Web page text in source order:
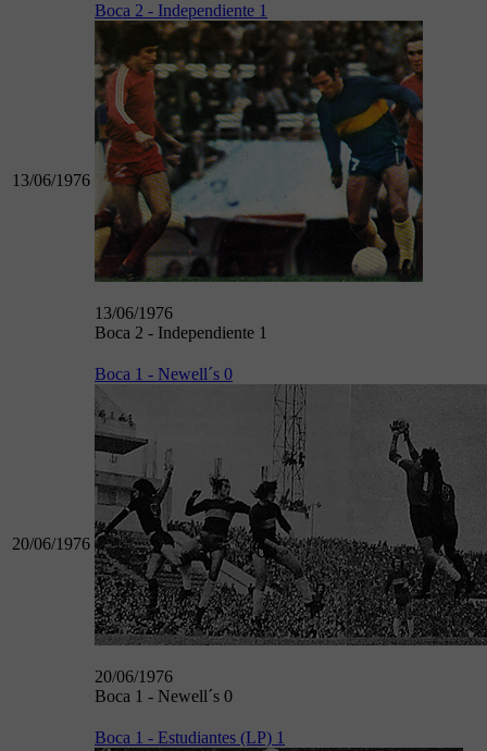
13/06/1976
Boca 2 - Independiente 1
13/06/1976
Boca 2 - Independiente 1
20/06/1976
Boca 1 - Newell´s 0
20/06/1976
Boca 1 - Newell´s 0
Boca 1 - Estudiantes (LP) 1